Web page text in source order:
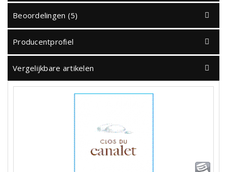
Beoordelingen (5)
Producentprofiel
Vergelijkbare artikelen